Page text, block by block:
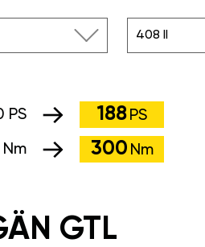
408 II
PS 188 PS
300 Nm
GTL